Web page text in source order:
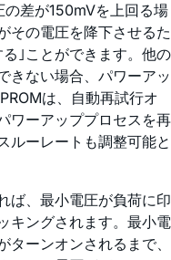
差が150mVを上回る場
その電圧を降下させるた
｣ことができます。他の
きない場合、パワーアッ
は、自動再試行オ
ワーアッププロセスを再
ルーレートも調整可能と
ば、最小電圧が負荷に印
キングされます。最小電
ーンオンされるまで、